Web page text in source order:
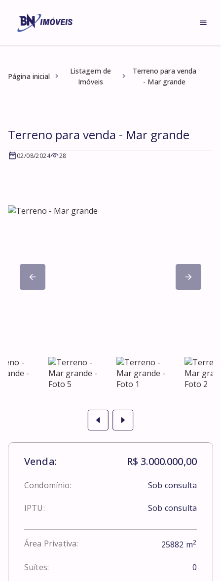
Página inicial
Listagem de
Imóveis
Terreno para venda
- Mar grande
Terreno para venda - Mar grande
02/08/2024 28
Venda: R$ 3.000.000,00
Condomínio: Sob consulta
IPTU: Sob consulta
Área Privativa: 25882 m2
Suítes: 0